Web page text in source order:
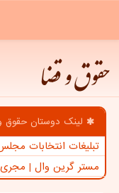
حقوق و قضا
لینک دوستان حقوق
تبلیغات انتخابات
مستر گرین وال | مجری